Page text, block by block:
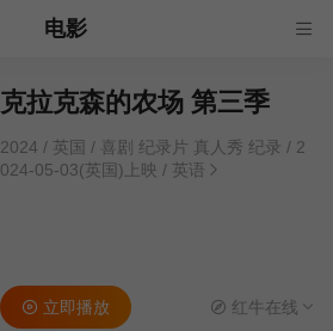
电影
克拉克森的农场 第三季
2024 / 英国 / 喜剧 纪录片 真人秀 纪录 / 2
024-05-03(英国)上映 / 英语
立即播放 红牛在线